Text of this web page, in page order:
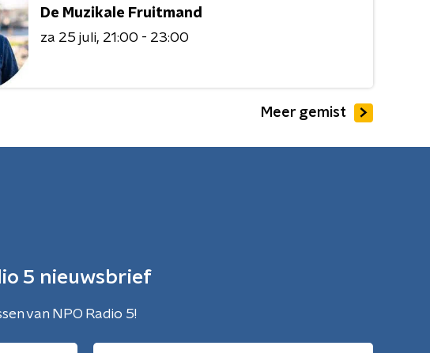
De Muzikale Fruitmand
za 25 juli 21:00 - 23:00
Meer gemist
5 nieuwsbrief
van NPO Radio 5!